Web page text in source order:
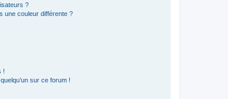
?
une couleur différente ?
!
sur ce forum !